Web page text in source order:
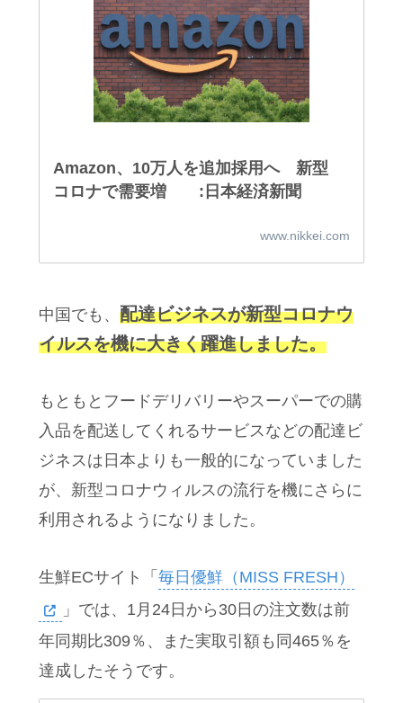
Amazon、10万人を追加採用へ 新型
コロナで需要増 :日本経済新聞
www.nikkei.com
中国でも、 配達ビジネスが新型コロナウ
イルスを機に大きく躍進しました。
もともとフードデリバリーやスーパーでの購
入品を配送してくれるサービスなどの配達ビ
ジネスは日本よりも一般的になっていました
が、新型コロナウィルスの流行を機にさらに
利用されるようになりました。
生鮮ECサイト「毎日優鮮（MISS FRESH）
」では、1月24日から30日の注文数は前
年同期比309％、また実取引額も同465％を
達成したそうです。